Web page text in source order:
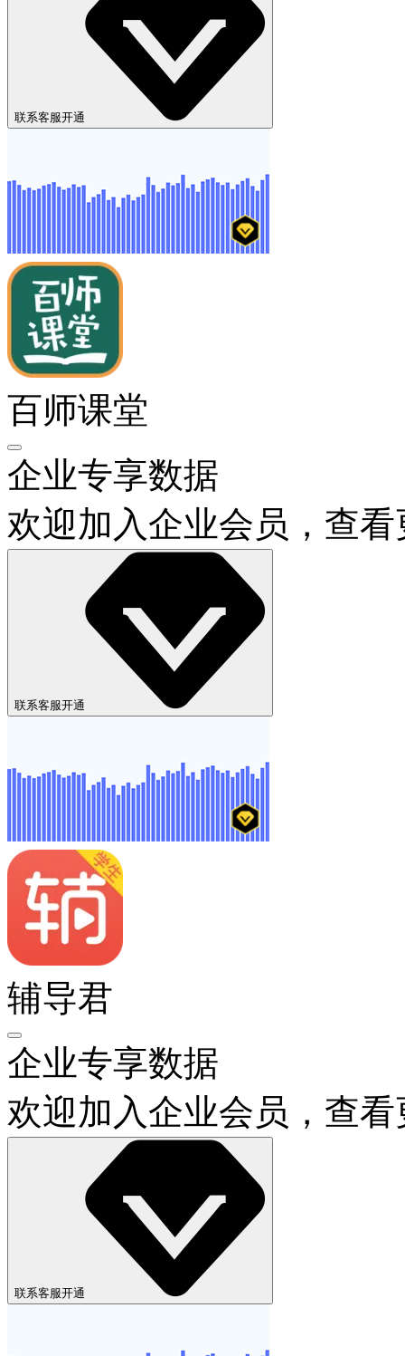
联系客服开通
百师课堂
企业专享数据
欢迎加入企业会员，查
联系客服开通
辅导君
企业专享数据
欢迎加入企业会员，查
联系客服开通